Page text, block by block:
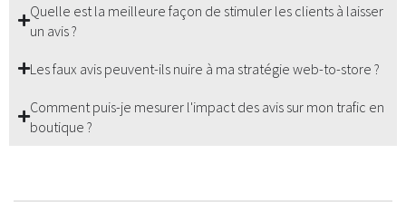
Quelle est la meilleure façon de stimuler les clients à laisser
un avis ?
Les faux avis peuvent-ils nuire à ma stratégie web-to-store ?
Comment puis-je mesurer l'impact des avis sur mon trafic en
boutique ?